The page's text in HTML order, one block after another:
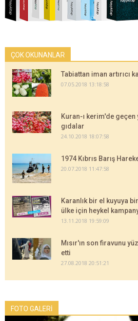
ÇOK OKUNANLAR
Tabiattan iman artırıcı
07.05.2018 13:18:58
Kuran-ı kerim'de geçen
gıdalar
24.10.2018 18:07:58
1974 Kıbrıs Barış
20.07.2018 11:47:58
Karanlık bir el kuyuya
ülke için heykel
13.11.2018 19:59:09
Mısır'ın son firavunu
etti
27.08.2018 20:51:21
FOTO GALERİ